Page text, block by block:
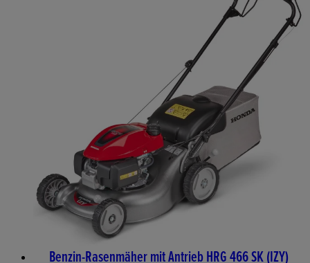
Benzin-Rasenmäher mit Antrieb HRG 466 SK (IZY)